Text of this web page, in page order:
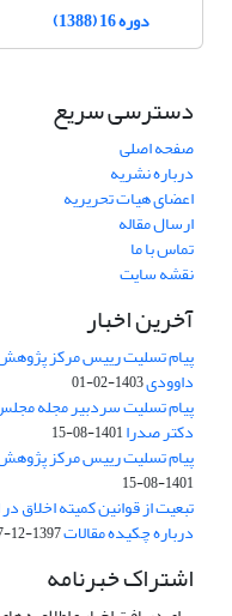
دوره 16 (1388)
دسترسی سریع
صفحه اصلی
درباره نشریه
اعضای هیات تحریریه
ارسال مقاله
تماس با ما
نقشه سایت
آخرین اخبار
پیام تسلیت رییس مرکز
داوودی1403-02-01
پیام تسلیت سردبیر مجله
دکتر صدرا1401-08-15
پیام تسلیت رییس مرکز
1401-08-15
تبعیت از قوانین کمیته اخلاق
درباره چکیده مقالات1397-12-27
اشتراک خبرنامه